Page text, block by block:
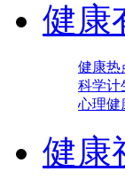
健康
健康热
科学计
心理健
健康